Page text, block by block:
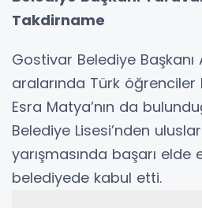
Takdirname
Gostivar Belediye
aralarında Türk
Esra Matya’nın da
Belediye Lisesi’nden
yarışmasında başarı
belediyede kabul etti.